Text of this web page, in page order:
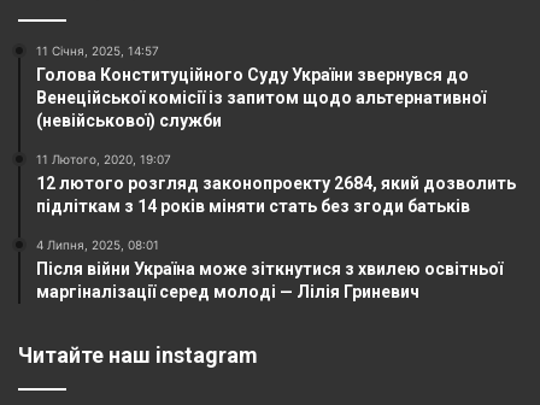
11 Січня, 2025, 14:57
Голова Конституційного Суду України звернувся до
Венеційської комісії із запитом щодо альтернативної
(невійськової) служби
11 Лютого, 2020, 19:07
12 лютого розгляд законопроекту 2684, який дозволить
підліткам з 14 років міняти стать без згоди батьків
4 Липня, 2025, 08:01
Після війни Україна може зіткнутися з хвилею освітньої
маргіналізації серед молоді — Лілія Гриневич
Читайте наш instagram